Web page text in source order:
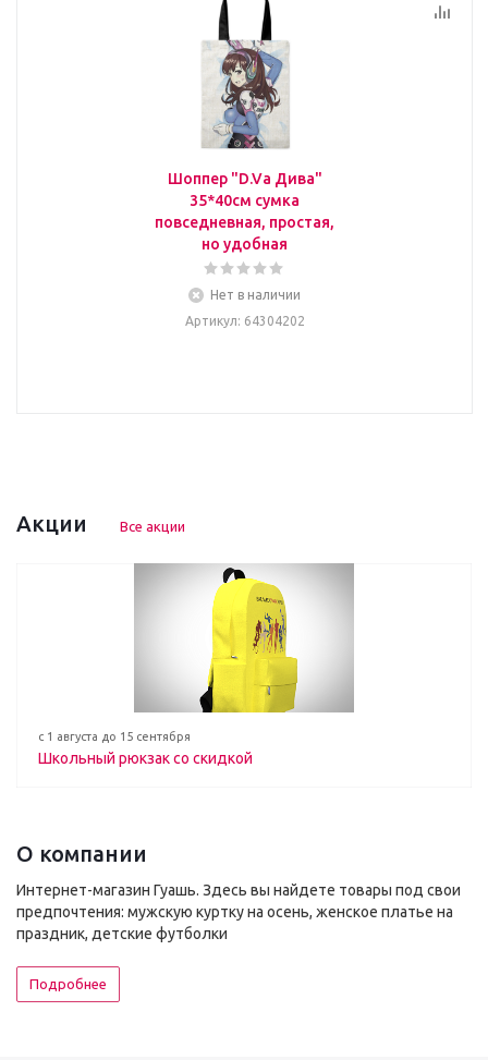
Шоппер "D.Va Дива"
35*40см сумка
повседневная, простая,
но удобная
Нет в наличии
Артикул: 64304202
Акции Все акции
с 1 августа до 15 сентября
Школьный рюкзак со скидкой
О компании
Интернет-магазин Гуашь. Здесь вы найдете товары под свои
предпочтения: мужскую куртку на осень, женское платье на
праздник, детские футболки
Подробнее